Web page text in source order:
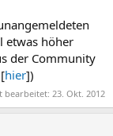
etwas höher
der Community
hier])
bearbeitet: 23. Okt. 2012